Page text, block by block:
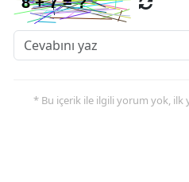
* Bu içerik ile ilgili yorum yok, ilk